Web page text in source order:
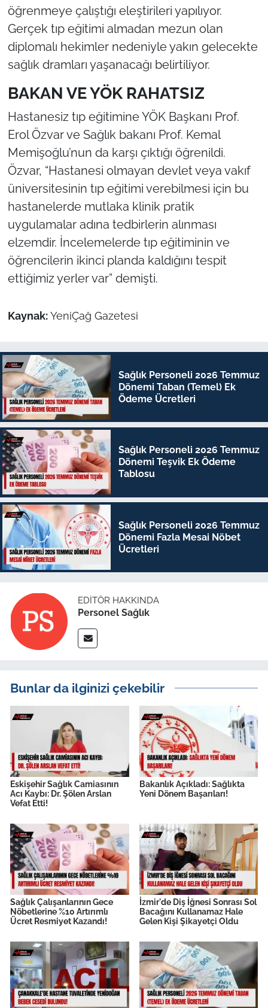
öğrenmeye çalıştığı eleştirileri yapılıyor.
Gerçek tıp eğitimi almadan mezun olan
diplomalı hekimler nedeniyle yakın gelecekte
sağlık dramları yaşanacağı belirtiliyor.
BAKAN VE YÖK RAHATSIZ
Hastanesiz tıp eğitimine YÖK Başkanı Prof.
Erol Özvar ve Sağlık bakanı Prof. Kemal
Memişoğlu’nun da karşı çıktığı öğrenildi.
Özvar, “Hastanesi olmayan devlet veya vakıf
üniversitesinin tıp eğitimi verebilmesi için bu
hastanelerde mutlaka klinik pratik
uygulamalar adına tedbirlerin alınması
elzemdir. İncelemelerde tıp eğitiminin ve
öğrencilerin ikinci planda kaldığını tespit
ettiğimiz yerler var” demişti.
Kaynak: YeniÇağ Gazetesi
Sağlık Personeli 2026 Temmuz
Dönemi Taban (Temel) Ek
Ödeme Ücretleri
Sağlık Personeli 2026 Temmuz
Dönemi Teşvik Ek Ödeme
Tablosu
Sağlık Personeli 2026 Temmuz
Dönemi Fazla Mesai Nöbet
Ücretleri
EDITÖR HAKKINDA
Personel Sağlık
Bunlar da ilginizi çekebilir
Eskişehir Sağlık Camiasının
Acı Kaybı: Dr. Şölen Arslan
Vefat Etti!
Bakanlık Açıkladı: Sağlıkta
Yeni Dönem Başarıları!
Sağlık Çalışanlarının Gece
Nöbetlerine %10 Artırımlı
Ücret Resmiyet Kazandı!
İzmir'de Diş İğnesi Sonrası Sol
Bacağını Kullanamaz Hale
Gelen Kişi Şikayetçi Oldu